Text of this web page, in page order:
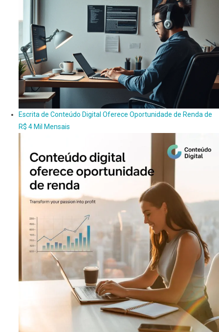
Escrita de Conteúdo Digital Oferece Oportunidade de Renda de
R$ 4 Mil Mensais